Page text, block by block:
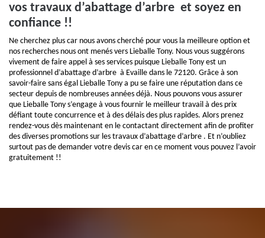
vos travaux d’abattage d’arbre et soyez en
confiance !!
Ne cherchez plus car nous avons cherché pour vous la meilleure option et
nos recherches nous ont menés vers Lieballe Tony. Nous vous suggérons
vivement de faire appel à ses services puisque Lieballe Tony est un
professionnel d’abattage d’arbre à Evaille dans le 72120. Grâce à son
savoir-faire sans égal Lieballe Tony a pu se faire une réputation dans ce
secteur depuis de nombreuses années déjà. Nous pouvons vous assurer
que Lieballe Tony s’engage à vous fournir le meilleur travail à des prix
défiant toute concurrence et à des délais des plus rapides. Alors prenez
rendez-vous dès maintenant en le contactant directement afin de profiter
des diverses promotions sur les travaux d’abattage d’arbre . Et n’oubliez
surtout pas de demander votre devis car en ce moment vous pouvez l’avoir
gratuitement !!